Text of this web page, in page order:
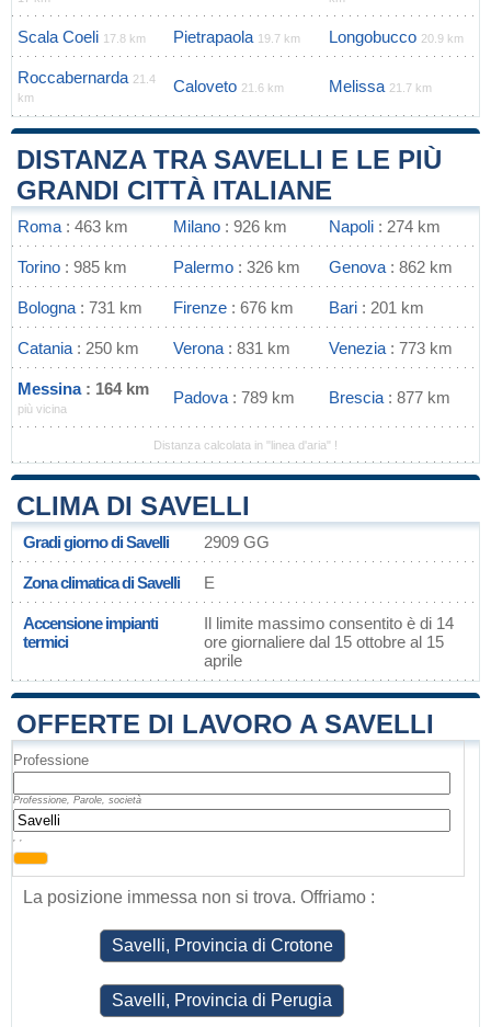
Scala Coeli 17.8 km Pietrapaola 19.7 km Longobucco 20.9 km
Roccabernarda 21.4
km
Caloveto 21.6 km Melissa 21.7 km
DISTANZA TRA SAVELLI E LE PIÙ
GRANDI CITTÀ ITALIANE
Roma : 463 km Milano : 926 km Napoli : 274 km
Torino : 985 km Palermo : 326 km Genova : 862 km
Bologna : 731 km Firenze : 676 km Bari : 201 km
Catania : 250 km Verona : 831 km Venezia : 773 km
Messina: 164 km
più vicina
Padova : 789 km Brescia : 877 km
Distanza calcolata in "linea d'aria" !
CLIMA DI SAVELLI
Gradi giorno di Savelli 2909 GG
Zona climatica di Savelli E
Accensione impianti
termici
Il limite massimo consentito è di 14
ore giornaliere dal 15 ottobre al 15
aprile
OFFERTE DI LAVORO A SAVELLI
Professione
Professione, Parole, società
, ,
La posizione immessa non si trova. Offriamo :
Savelli, Provincia di Crotone
Savelli, Provincia di Perugia